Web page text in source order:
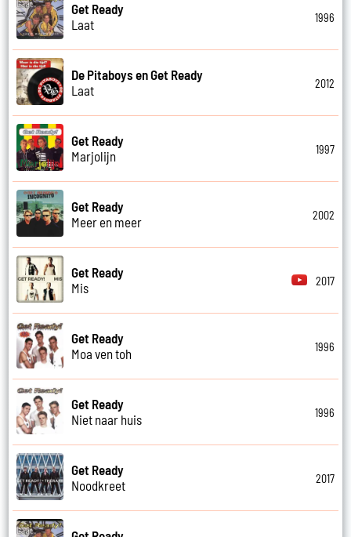
Get Ready
Laat
1996
De Pitaboys en Get Ready
Laat
2012
Get Ready
Marjolijn
1997
Get Ready
Meer en meer
2002
Get Ready
Mis
2017
Get Ready
Moa ven toh
1996
Get Ready
Niet naar huis
1996
Get Ready
Noodkreet
2017